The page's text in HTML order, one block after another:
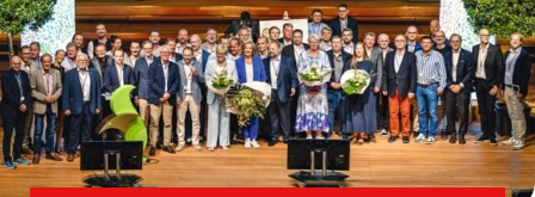
© Service-Bund